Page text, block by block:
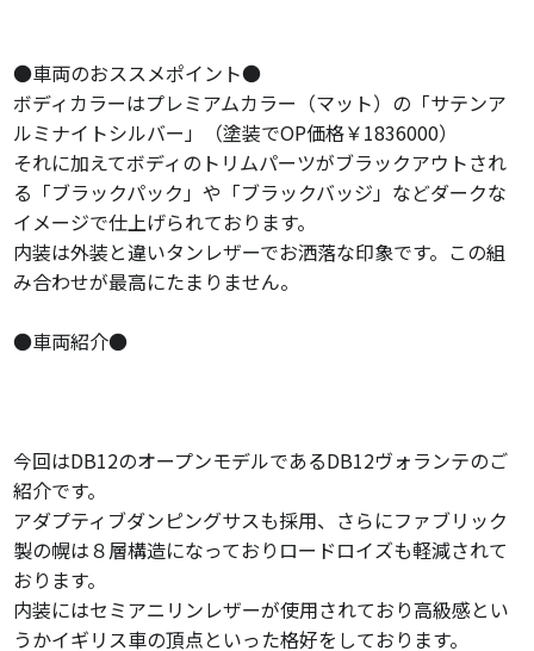
●車両のおススメポイント●
ボディカラーはプレミアムカラー（マット）の「サテンア
ルミナイトシルバー」（塗装でOP価格￥1836000）
それに加えてボディのトリムパーツがブラックアウトされ
る「ブラックパック」や「ブラックバッジ」などダークな
イメージで仕上げられております。
内装は外装と違いタンレザーでお洒落な印象です。この組
み合わせが最高にたまりません。
●車両紹介●
今回はDB12のオープンモデルであるDB12ヴォランテのご
紹介です。
アダプティブダンピングサスも採用、さらにファブリック
製の幌は８層構造になっておりロードロイズも軽減されて
おります。
内装にはセミアニリンレザーが使用されており高級感とい
うかイギリス車の頂点といった格好をしております。